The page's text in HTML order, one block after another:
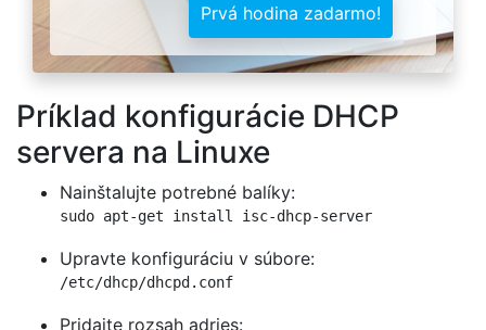
Prvá hodina zadarmo!
Príklad konfigurácie DHCP
servera na Linuxe
Nainštalujte potrebné balíky:
sudo apt-get install isc-dhcp-server
Upravte konfiguráciu v súbore:
/etc/dhcp/dhcpd.conf
Pridajte rozsah adries: